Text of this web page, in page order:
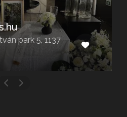
park 5, 1137